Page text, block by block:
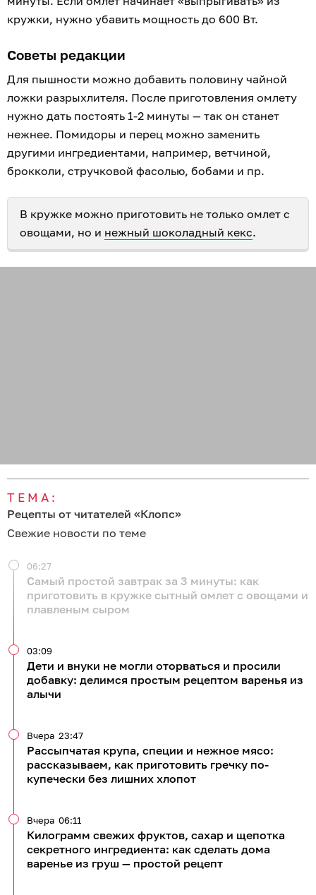
кружки, нужно убавить мощность до 600 Вт.
Советы редакции
Для пышности можно добавить половину чайной
ложки разрыхлителя. После приготовления омлету
нужно дать постоять 1-2 минуты — так он станет
нежнее. Помидоры и перец можно заменить
другими ингредиентами, например, ветчиной,
брокколи, стручковой фасолью, бобами и пр.
В кружке можно приготовить не только омлет с
овощами, но и нежный шоколадный кекс.
ТЕМА:
Рецепты от читателей «Клопс»
Свежие новости по теме
Самый простой завтрак за 3 минуты: как
приготовить в кружке сытный омлет с овощами и
плавленым сыром
06:27
Дети и внуки не могли оторваться и просили
добавку: делимся простым рецептом варенья из
алычи
03:09
Рассыпчатая крупа, специи и нежное мясо:
рассказываем, как приготовить гречку по-
купечески без лишних хлопот
Вчера 23:47
Килограмм свежих фруктов, сахар и щепотка
секретного ингредиента: как сделать дома
варенье из груш — простой рецепт
Вчера 06:11